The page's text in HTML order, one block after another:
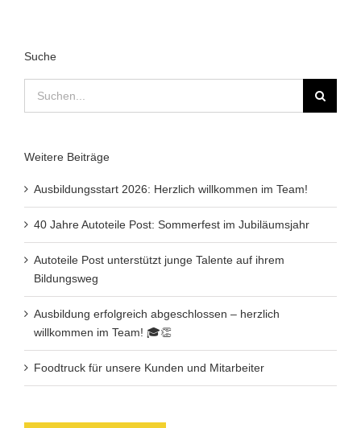
Suche
Weitere Beiträge
Ausbildungsstart 2026: Herzlich willkommen im Team!
40 Jahre Autoteile Post: Sommerfest im Jubiläumsjahr
Autoteile Post unterstützt junge Talente auf ihrem
Bildungsweg
Ausbildung erfolgreich abgeschlossen – herzlich
willkommen im Team! 🎓👏
Foodtruck für unsere Kunden und Mitarbeiter